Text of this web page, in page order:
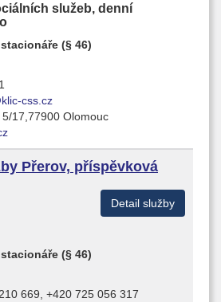
služeb, denní
(§ 46)
css.cz
17,77900 Olomouc
Přerov, příspěvková
Detail služby
(§ 46)
669, +420 725 056 317